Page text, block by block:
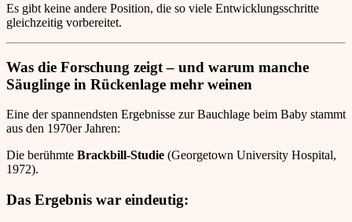
Es gibt keine andere Position, die so viele Entwicklungsschritte
gleichzeitig vorbereitet.
Was die Forschung zeigt – und warum manche
Säuglinge in Rückenlage mehr weinen
Eine der spannendsten Ergebnisse zur Bauchlage beim Baby stammt
aus den 1970er Jahren:
Die berühmte Brackbill-Studie (Georgetown University Hospital,
1972).
Das Ergebnis war eindeutig: